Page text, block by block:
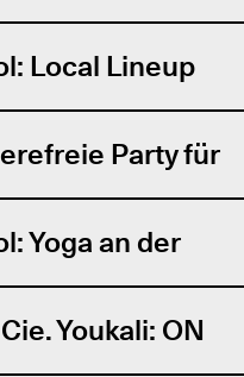
Local Lineup
Party für
Yoga an der
Youkali: ON